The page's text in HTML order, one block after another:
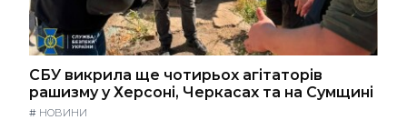
СБУ викрила ще чотирьох агітаторів
рашизму у Херсоні, Черкасах та на Сумщині
# НОВИНИ